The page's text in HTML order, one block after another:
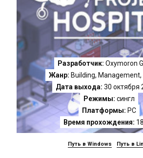
Разработчик: Oxymoron
Жанр: Building, Management,
Дата выхода: 30 октября
Режимы: сингл
Платформы: PC
Время прохождения:
Путь в Windows Путь в